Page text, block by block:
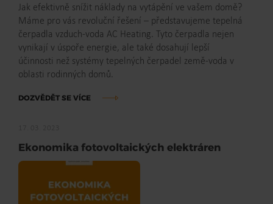
Jak efektivně snížit náklady na vytápění ve vašem domě?
Máme pro vás revoluční řešení – představujeme tepelná
čerpadla vzduch-voda AC Heating. Tyto čerpadla nejen
vynikají v úspoře energie, ale také dosahují lepší
účinnosti než systémy tepelných čerpadel země-voda v
oblasti rodinných domů.
DOZVĚDĚT SE VÍCE
Ekonomika fotovoltaických elektráren